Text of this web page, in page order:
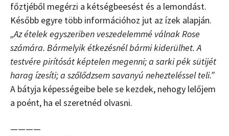
főztjéből megérzi a kétségbeesést és a lemondást.
Később egyre több információhoz jut az ízek alapján.
„Az ételek egyszeriben veszedelemmé válnak Rose
számára. Bármelyik étkezésnél bármi kiderülhet. A
testvére pirítósát képtelen megenni; a sarki pék sütijét
harag ízesíti; a szőlődzsem savanyú nehezteléssel teli.”
A bátyja képességeibe bele se kezdek, nehogy lelőjem
a poént, ha el szeretnéd olvasni.
————